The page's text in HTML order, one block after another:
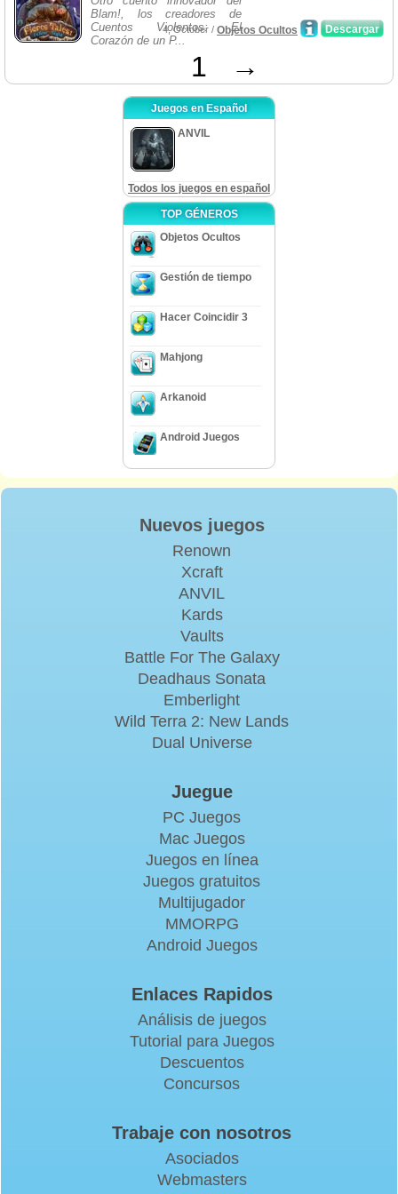
Blam!, los creadores de
Cuentos Violentos: El
Corazón de un P...
Descargar
4, October / Objetos Ocultos
1 →
Juegos en Español
ANVIL
Todos los juegos en español
TOP GÉNEROS
Objetos Ocultos
Gestión de tiempo
Hacer Coincidir 3
Mahjong
Arkanoid
Android Juegos
Nuevos juegos
Renown
Xcraft
ANVIL
Kards
Vaults
Battle For The Galaxy
Deadhaus Sonata
Emberlight
Wild Terra 2: New Lands
Dual Universe
Juegue
PC Juegos
Mac Juegos
Juegos en línea
Juegos gratuitos
Multijugador
MMORPG
Android Juegos
Enlaces Rapidos
Análisis de juegos
Tutorial para Juegos
Descuentos
Concursos
Trabaje con nosotros
Asociados
Webmasters